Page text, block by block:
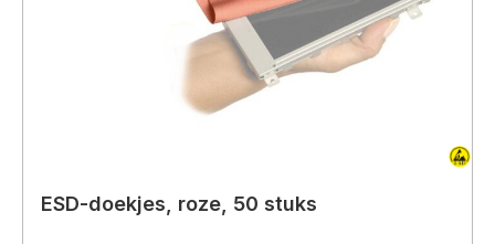
ESD-doekjes, roze, 50 stuks